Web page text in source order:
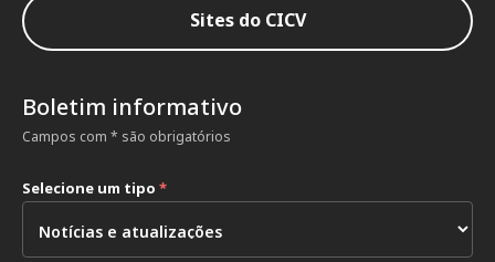
Sites do CICV
Boletim informativo
Campos com * são obrigatórios
Selecione um tipo *